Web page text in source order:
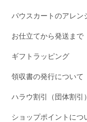
パウスカートのアレン
お仕立てから発送まで
ギフトラッピング
領収書の発行について
ハラウ割引（団体割引）
ショップポイントにつ